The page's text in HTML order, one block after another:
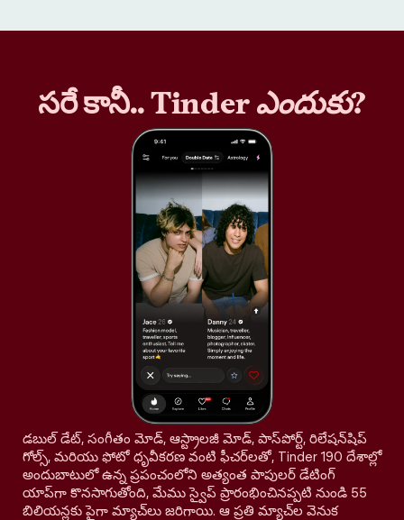
సరే కానీ.. Tinderఎందుకు?
డబుల్ డేట్, సంగీతం మోడ్, ఆస్ట్రాలజీ మోడ్, పాస్‌పోర్ట్, రిలేషన్‌షిప్
గోల్స్, మరియు ఫోటో ధృవీకరణ వంటి ఫీచర్‌లతో, Tinder 190 దేశాల్లో
అందుబాటులో ఉన్న ప్రపంచంలోని అత్యంత పాపులర్ డేటింగ్
యాప్‌గా కొనసాగుతోంది, మేము స్వైప్ ప్రారంభించినప్పటి నుండి 55
బిలియన్లకు పైగా మ్యాచ్‌లు జరిగాయి. ఆ ప్రతి మ్యాచ్‌ల వెనుక